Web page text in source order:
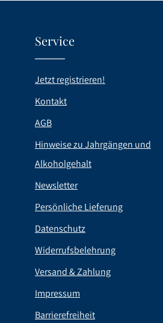
Service
Jetzt registrieren!
Kontakt
AGB
Hinweise zu Jahrgängen und
Alkoholgehalt
Newsletter
Persönliche Lieferung
Datenschutz
Widerrufsbelehrung
Versand & Zahlung
Impressum
Barrierefreiheit